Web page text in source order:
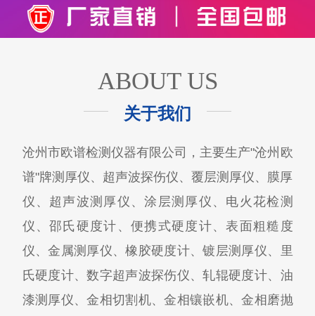
ABOUT US
关于我们
沧州市欧谱检测仪器有限公司，主要生产"沧州欧
谱"牌测厚仪、超声波探伤仪、覆层测厚仪、膜厚
仪、超声波测厚仪、涂层测厚仪、电火花检测
仪、邵氏硬度计、便携式硬度计、表面粗糙度
仪、金属测厚仪、橡胶硬度计、镀层测厚仪、里
氏硬度计、数字超声波探伤仪、轧辊硬度计、油
漆测厚仪、金相切割机、金相镶嵌机、金相磨抛